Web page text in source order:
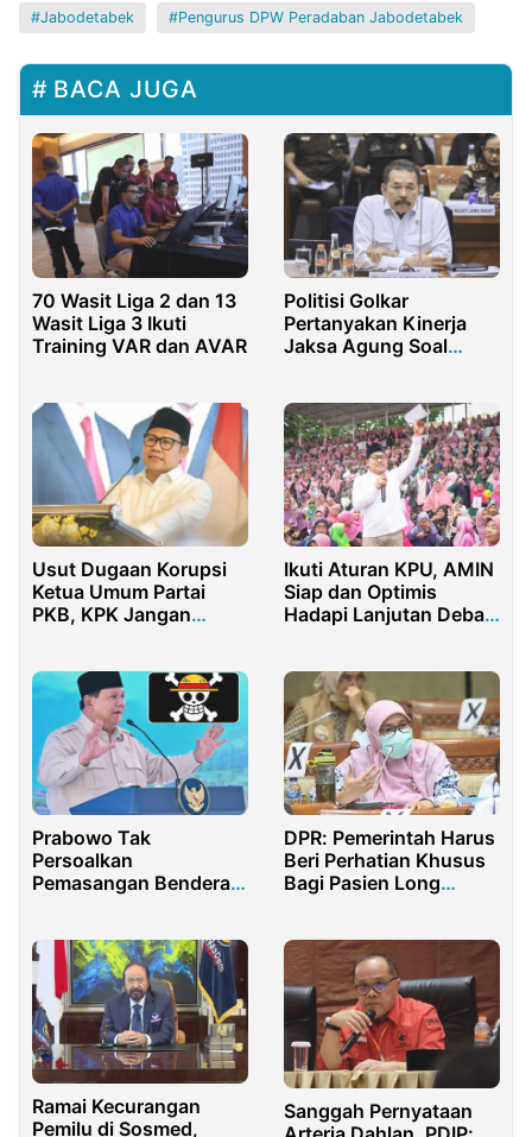
Jabodetabek Pengurus DPW Peradaban Jabodetabek
BACA JUGA
70 Wasit Liga 2 dan 13
Wasit Liga 3 Ikuti
Training VAR dan AVAR
Politisi Golkar
Pertanyakan Kinerja
Jaksa Agung Soal
Usut Dugaan Korupsi
Ketua Umum Partai
PKB, KPK Jangan
Ikuti Aturan KPU, AMIN
Siap dan Optimis
Hadapi Lanjutan Debat
Prabowo Tak
Persoalkan
Pemasangan Bendera
DPR: Pemerintah Harus
Beri Perhatian Khusus
Bagi Pasien Long
Ramai Kecurangan
Pemilu di Sosmed,
Sanggah Pernyataan